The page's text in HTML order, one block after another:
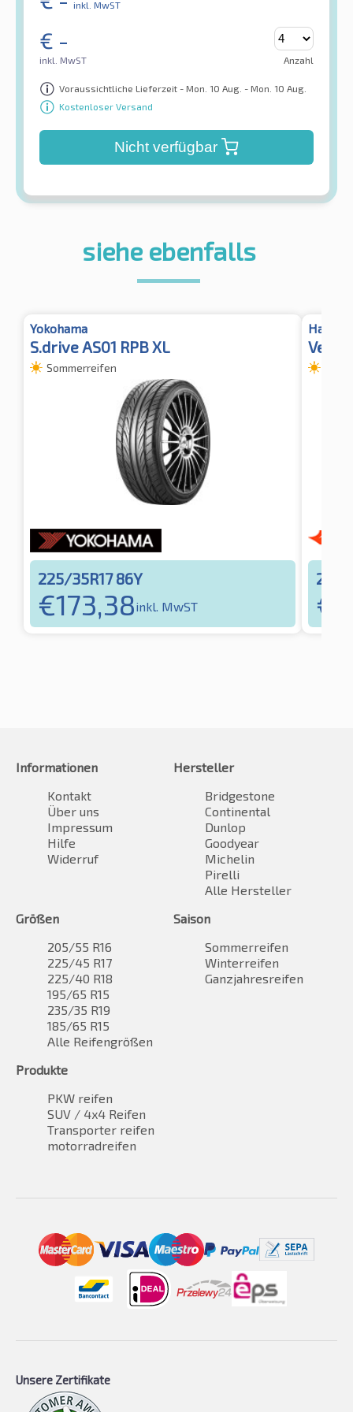
inkl. MwST
€ -
inkl. MwST Anzahl
Voraussichtliche Lieferzeit - Mon. 10 Aug. - Mon. 10 Aug.
Kostenloser Versand
Nicht verfügbar
siehe ebenfalls
Yokohama
S.drive AS01 RPB XL
Sommerreifen
225/35R17 86Y
€173,38inkl. MwST
225/
€
Informationen
Kontakt
Über uns
Impressum
Hilfe
Widerruf
Hersteller
Bridgestone
Continental
Dunlop
Goodyear
Michelin
Pirelli
Alle Hersteller
Größen
205/55 R16
225/45 R17
225/40 R18
195/65 R15
235/35 R19
185/65 R15
Alle Reifengrößen
Saison
Sommerreifen
Winterreifen
Ganzjahresreifen
Produkte
PKW reifen
SUV / 4x4 Reifen
Transporter reifen
motorradreifen
Unsere Zertifikate